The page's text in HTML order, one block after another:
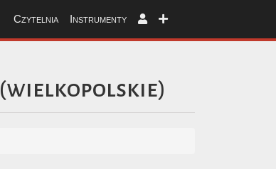
Czytelnia Instrumenty
(wielkopolskie)